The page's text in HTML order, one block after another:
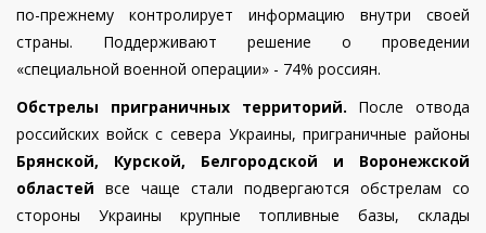
по-прежнему контролирует информацию внутри своей
страны. Поддерживают решение о проведении
«специальной военной операции» - 74% россиян.
Обстрелы приграничных территорий. После отвода
российских войск с севера Украины, приграничные районы
Брянской, Курской, Белгородской и Воронежской
областей все чаще стали подвергаются обстрелам со
стороны Украины крупные топливные базы, склады